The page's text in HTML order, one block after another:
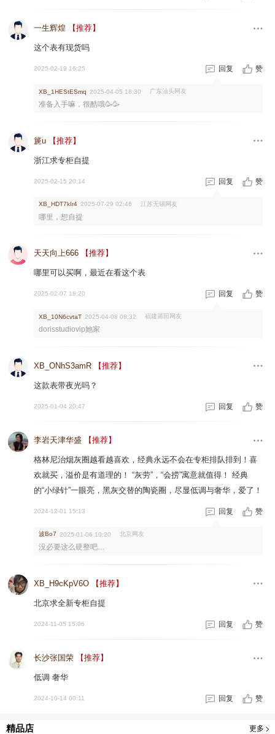
一生辉煌 【推荐】
这个表有现货吗
2025-02-19 16:25 回复 赞
XB_1HEStESmq 2025-04-05 18:30 广东汕头网友
准备入手嘛，很酷哦🥳🥳
篪u 【推荐】
浙江求专柜自提
2025-02-15 20:14 回复 赞
XB_HDT7kIr4 2025-07-29 02:46 江苏无锡网友
哪里，想自提
天天向上666 【推荐】
哪里可以买啊，最近在看这个表
2025-02-07 18:20 回复 赞
XB_10N6cvtaT 2025-04-08 08:32 福建莆田网友
dorisstudiovip她家
XB_ONhS3amR 【推荐】
这款表带夜光吗？
2025-01-04 20:47 回复 赞
李岩天津华盛 【推荐】
格林尼治烟灰圈越看越喜欢，经典永远不会在专柜排队排到！喜
欢就买，溢价是有道理的！ “灰劳”，“会捞”寓意就值得！ 经典
的“小绿针”一眼亮，黑灰交替的陶瓷圈，尽显低调与奢华，爱了！
2024-12-01 15:13 回复 赞
波Bo7 2025-01-06 10:20 北京网友
没必要这么硬整吧…
XB_H9cKpV6O 【推荐】
北京求全新专柜自提
2024-11-05 15:06 回复 赞
长沙张国荣 【推荐】
低调 奢华
2024-10-14 00:11 回复 赞
精品店 更多